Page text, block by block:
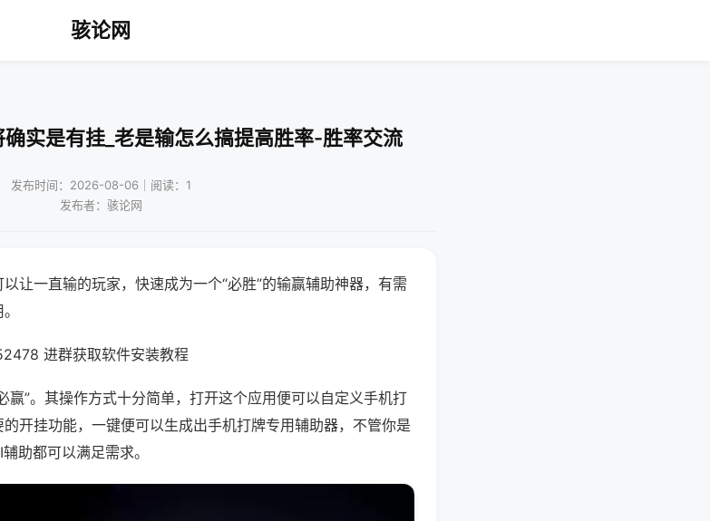
骇论网
实是有挂_老是输怎么搞提高胜率-胜率交流
发布时间：2026-08-06｜阅读：1
发布者：骇论网
让一直输的玩家，快速成为一个“必胜”的输赢辅助神器，有需
进群获取软件安装教程
赢”。其操作方式十分简单，打开这个应用便可以自定义手机打
开挂功能，一键便可以生成出手机打牌专用辅助器，不管你是
助都可以满足需求。